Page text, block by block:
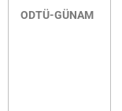
ODTÜ-GÜNAM